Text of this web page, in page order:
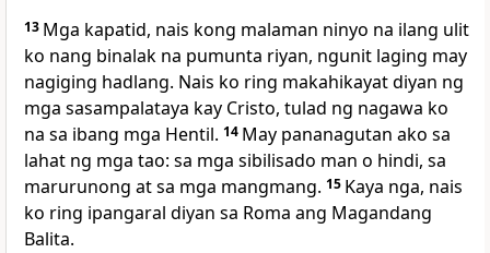
13 Mga kapatid, nais kong malaman ninyo na ilang ulit
ko nang binalak na pumunta riyan, ngunit laging may
nagiging hadlang. Nais ko ring makahikayat diyan ng
mga sasampalataya kay Cristo, tulad ng nagawa ko
na sa ibang mga Hentil. 14 May pananagutan ako sa
lahat ng mga tao: sa mga sibilisado man o hindi, sa
marurunong at sa mga mangmang. 15 Kaya nga, nais
ko ring ipangaral diyan sa Roma ang Magandang
Balita.